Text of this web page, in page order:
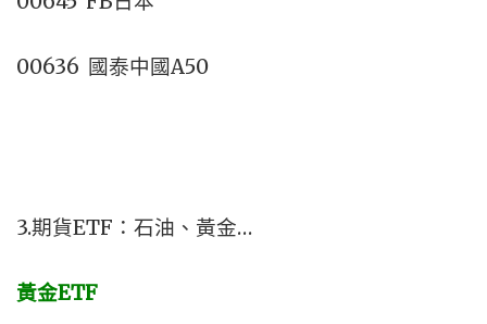
00636 國泰中國A50
3.期貨ETF：石油、黃金…
黃金ETF